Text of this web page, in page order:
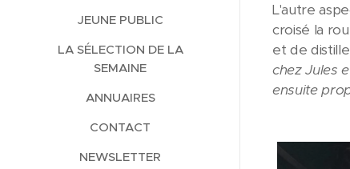
JEUNE PUBLIC
LA SÉLECTION DE LA
SEMAINE
ANNUAIRES
CONTACT
NEWSLETTER
L'autre
croisé la
et de
chez Jules
ensuite